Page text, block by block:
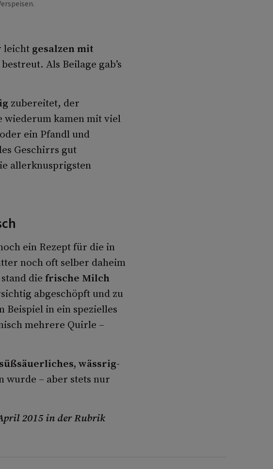
leicht gesalzen mit
bestreut. Als Beilage gab’s
zubereitet, der
wiederum kamen mit viel
ein Pfandl und
Geschirrs gut
allerknusprigsten
ein Rezept für die in
noch oft selber daheim
die frische Milch
abgeschöpft und zu
in ein spezielles
mehrere Quirle –
süßsäuerliches, wässrig-
wurde – aber stets nur
2015 in der Rubrik